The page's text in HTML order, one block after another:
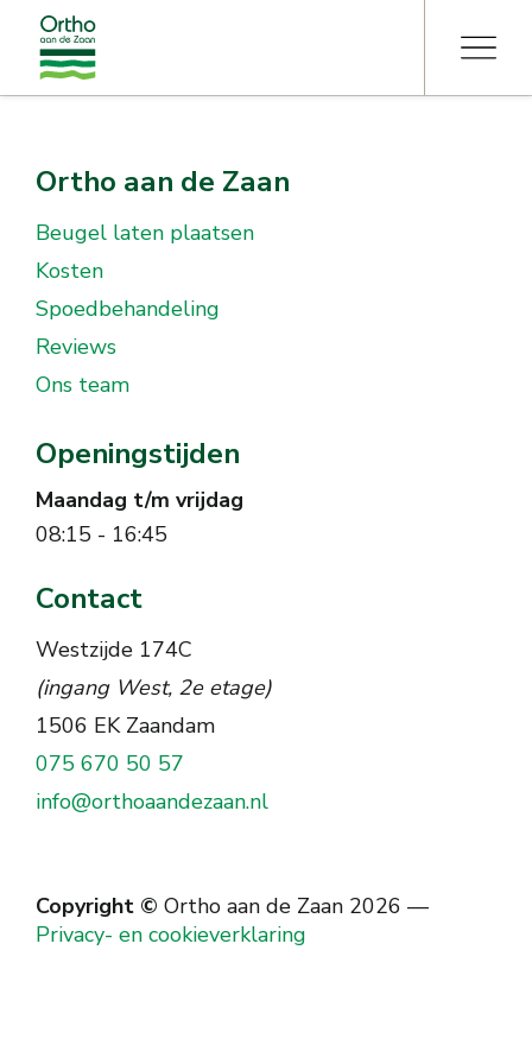
Ortho aan de Zaan
Beugel laten plaatsen
Kosten
Spoedbehandeling
Reviews
Ons team
Openingstijden
Maandag t/m vrijdag
08:15 - 16:45
Contact
Westzijde 174C
(ingang West, 2e etage)
1506 EK Zaandam
075 670 50 57
info@orthoaandezaan.nl
Copyright © Ortho aan de Zaan 2026 —
Privacy- en cookieverklaring